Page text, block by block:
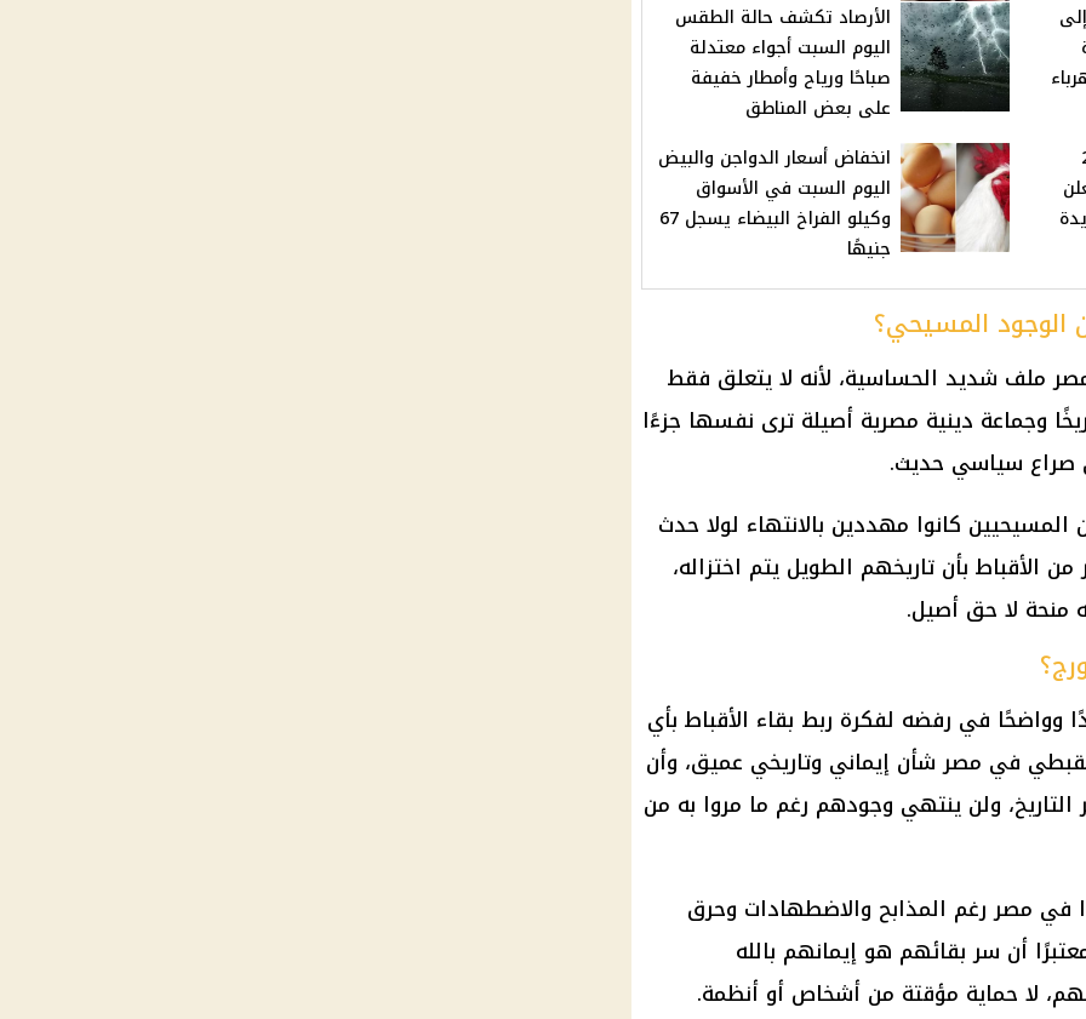
الأرصاد تكشف حالة الطقس
اليوم السبت أجواء معتدلة
صباحًا ورياح وأمطار خفيفة
على بعض المناطق
انخفاض أسعار الدواجن والبيض
اليوم السبت في الأسواق
وكيلو الفراخ البيضاء يسجل 67
جنيهًا
المسيحي؟
ملف شديد الحساسية، لأنه لا يتعلق فقط
وجماعة دينية مصرية أصيلة ترى نفسها جزءًا
صراع سياسي حديث.
كانوا مهددين بالانتهاء لولا حدث
بأن تاريخهم الطويل يتم اختزاله،
منحة لا حق أصيل.
في رفضه لفكرة ربط بقاء الأقباط بأي
في مصر شأن إيماني وتاريخي عميق، وأن
ولن ينتهي وجودهم رغم ما مروا به من
في مصر رغم المذابح والاضطهادات وحرق
أن سر بقائهم هو إيمانهم بالله
لا حماية مؤقتة من أشخاص أو أنظمة.